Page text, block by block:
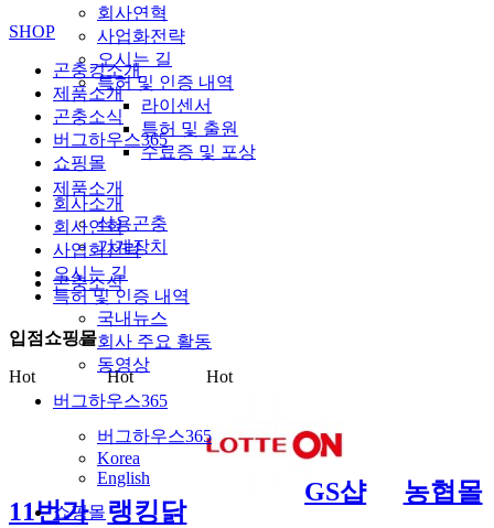
회사연혁
사업화전략
오시는 길
특허 및 인증 내역
라이센서
특허 및 출원
수료증 및 포상
제품소개
식용곤충
기계장치
곤충소식
국내뉴스
회사 주요 활동
동영상
버그하우스365
버그하우스365
Korea
English
쇼핑몰
SHOP
곤충킹소개
제품소개
곤충소식
버그하우스365
쇼핑몰
회사소개
회사연혁
사업화전략
오시는 길
특허 및 인증 내역
입점쇼핑몰
Hot
11번가
Hot
랭킹닭
Hot
GS샵 농협몰